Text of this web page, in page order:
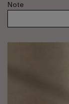
Note